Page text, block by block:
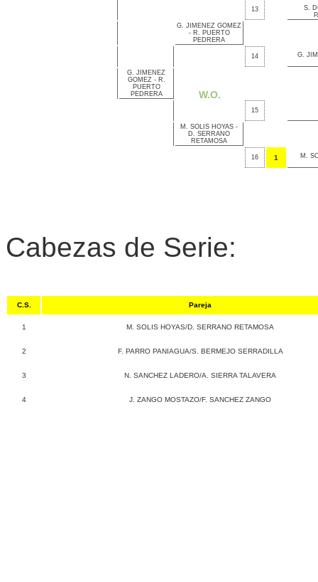
13
S.
G. JIMENEZ GOMEZ
- R. PUERTO
PEDRERA
14 G.
G. JIMENEZ
GOMEZ - R.
PUERTO
PEDRERA
W.O.
15
M. SOLIS HOYAS -
D. SERRANO
RETAMOSA
16 1 M.
Cabezas de Serie:
C.S. Pareja
1 M. SOLIS HOYAS/D. SERRANO RETAMOSA
2 F. PARRO PANIAGUA/S. BERMEJO SERRADILLA
3 N. SANCHEZ LADERO/A. SIERRA TALAVERA
4 J. ZANGO MOSTAZO/F. SANCHEZ ZANGO